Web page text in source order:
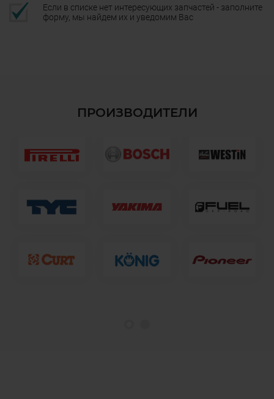
Если в списке нет интересующих запчастей - заполните
форму, мы найдем их и уведомим Вас
ПРОИЗВОДИТЕЛИ